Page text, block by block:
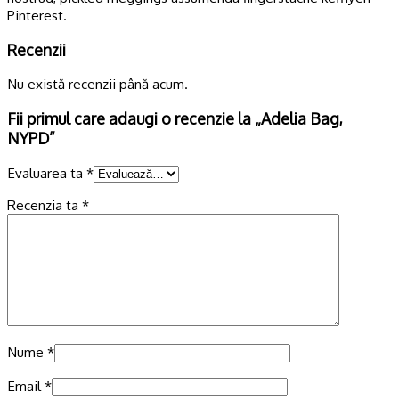
Pinterest.
Recenzii
Nu există recenzii până acum.
Fii primul care adaugi o recenzie la „Adelia Bag,
NYPD”
Evaluarea ta *
Recenzia ta *
Nume *
Email *